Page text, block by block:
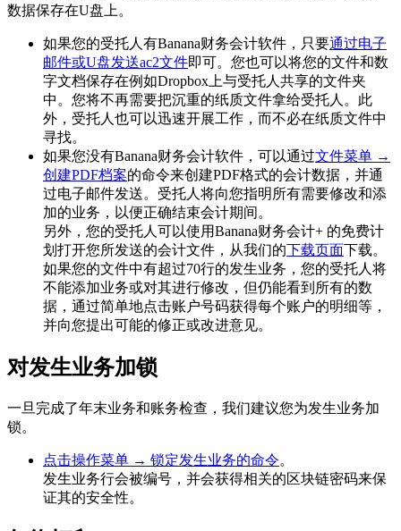
数据保存在U盘上。
如果您的受托人有Banana财务会计软件，只要通过电子
邮件或U盘发送ac2文件即可。您也可以将您的文件和数
字文档保存在例如Dropbox上与受托人共享的文件夹
中。您将不再需要把沉重的纸质文件拿给受托人。此
外，受托人也可以迅速开展工作，而不必在纸质文件中
寻找。
如果您没有Banana财务会计软件，可以通过文件菜单 →
创建PDF档案的命令来创建PDF格式的会计数据，并通
过电子邮件发送。受托人将向您指明所有需要修改和添
加的业务，以便正确结束会计期间。
另外，您的受托人可以使用Banana财务会计+ 的免费计
划打开您所发送的会计文件，从我们的下载页面下载。
如果您的文件中有超过70行的发生业务，您的受托人将
不能添加业务或对其进行修改，但仍能看到所有的数
据，通过简单地点击账户号码获得每个账户的明细等，
并向您提出可能的修正或改进意见。
对发生业务加锁
一旦完成了年末业务和账务检查，我们建议您为发生业务加
锁。
点击操作菜单 → 锁定发生业务的命令。
发生业务行会被编号，并会获得相关的区块链密码来保
证其的安全性。